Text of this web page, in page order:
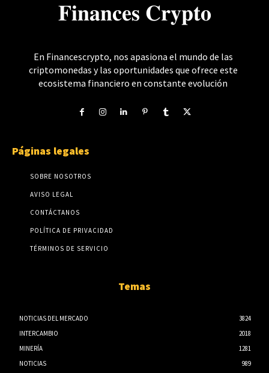
𝐅𝐢𝐧𝐚𝐧𝐜𝐞𝐬 𝐂𝐫𝐲𝐩𝐭𝐨
En Financescrypto, nos apasiona el mundo de las
criptomonedas y las oportunidades que ofrece este
ecosistema financiero en constante evolución
Páginas legales
SOBRE NOSOTROS
AVISO LEGAL
CONTÁCTANOS
POLÍTICA DE PRIVACIDAD
TÉRMINOS DE SERVICIO
Temas
NOTICIAS DEL MERCADO
3824
INTERCAMBIO
2018
MINERÍA
1281
NOTICIAS
989